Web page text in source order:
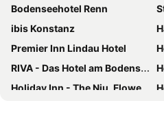
Bodenseehotel Renn
ibis Konstanz
Premier Inn Lindau Hotel
RIVA - Das Hotel am Bodensee
Holiday Inn - The Niu, Flower Konstanz By Ihg